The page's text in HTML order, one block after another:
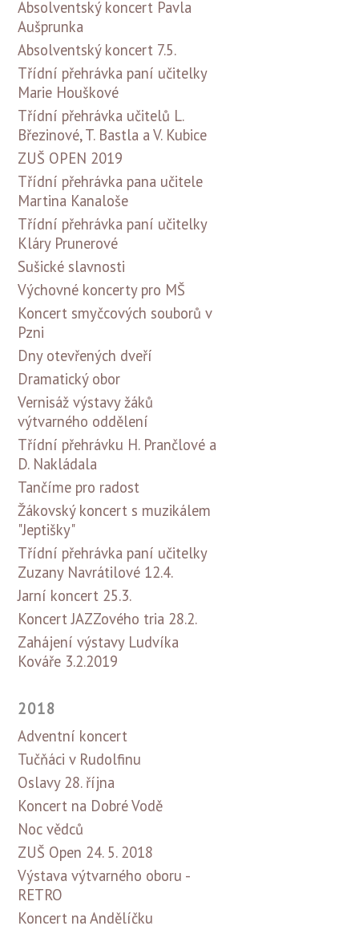
Absolventský koncert Pavla
Aušprunka
Absolventský koncert 7.5.
Třídní přehrávka paní učitelky
Marie Houškové
Třídní přehrávka učitelů L.
Březinové, T. Bastla a V. Kubice
ZUŠ OPEN 2019
Třídní přehrávka pana učitele
Martina Kanaloše
Třídní přehrávka paní učitelky
Kláry Prunerové
Sušické slavnosti
Výchovné koncerty pro MŠ
Koncert smyčcových souborů v
Pzni
Dny otevřených dveří
Dramatický obor
Vernisáž výstavy žáků
výtvarného oddělení
Třídní přehrávku H. Prančlové a
D. Nakládala
Tančíme pro radost
Žákovský koncert s muzikálem
"Jeptišky"
Třídní přehrávka paní učitelky
Zuzany Navrátilové 12.4.
Jarní koncert 25.3.
Koncert JAZZového tria 28.2.
Zahájení výstavy Ludvíka
Kováře 3.2.2019
2018
Adventní koncert
Tučňáci v Rudolfinu
Oslavy 28. října
Koncert na Dobré Vodě
Noc vědců
ZUŠ Open 24. 5. 2018
Výstava výtvarného oboru -
RETRO
Koncert na Andělíčku